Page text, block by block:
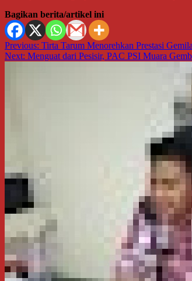
Bagikan berita/artikel ini
Navigasi
pos
Previous: Tirta Tarum Menorehkan Prestasi
Next: Menguat dari Pesisir, PAC PSI Muara